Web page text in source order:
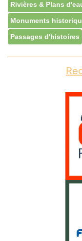
Rivières & Plans
Monuments
Passages d'histoires